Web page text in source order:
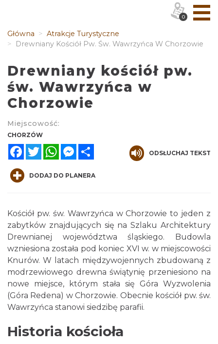
Główna
Atrakcje Turystyczne
Drewniany Kościół Pw. Św. Wawrzyńca W Chorzowie
Drewniany kościół pw.
św. Wawrzyńca w
Chorzowie
Miejscowość:
CHORZÓW
FacebookTwitterWhatsAppMessenger
ODSŁUCHAJ TEKST
DODAJ DO PLANERA
Kościół pw. św. Wawrzyńca w Chorzowie to jeden z
zabytków znajdujących się na Szlaku Architektury
Drewnianej województwa śląskiego. Budowla
wzniesiona została pod koniec XVI w. w miejscowości
Knurów. W latach międzywojennych zbudowaną z
modrzewiowego drewna świątynię przeniesiono na
nowe miejsce, którym stała się Góra Wyzwolenia
(Góra Redena) w Chorzowie. Obecnie kościół pw. św.
Wawrzyńca stanowi siedzibę parafii.
Historia kościoła
0